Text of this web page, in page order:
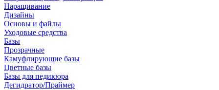
Наращивание
Дизайны
Основы и файлы
Уходовые средства
Базы
Прозрачные
Камуфлирующие базы
Цветные базы
Базы для педикюра
Дегидратор/Праймер